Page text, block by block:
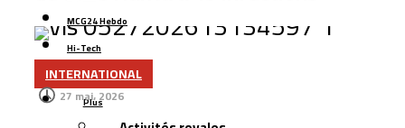
OCP accélère dans le dessalement : 410 millions de m³
d’eau par an
Boulemane : un projet de 251 MDH pour sécuriser
l’approvisionnement en eau potable
MCG24 Hebdo
Hi-Tech
Contact
Plus
INTERNATIONAL
27 mai، 2026